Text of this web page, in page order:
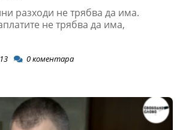
разходи не трябва да има.
не трябва да има,
0коментара